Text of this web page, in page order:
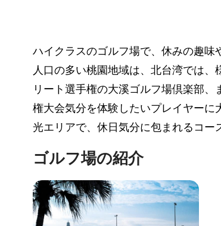
ハイクラスのゴルフ場で、休みの趣味
人口の多い桃園地域は、北台湾では
リート選手権の大溪ゴルフ場倶楽部
権大会気分を体験したいプレイヤー
光エリアで、休日気分に包まれるコー
ゴルフ場の紹介